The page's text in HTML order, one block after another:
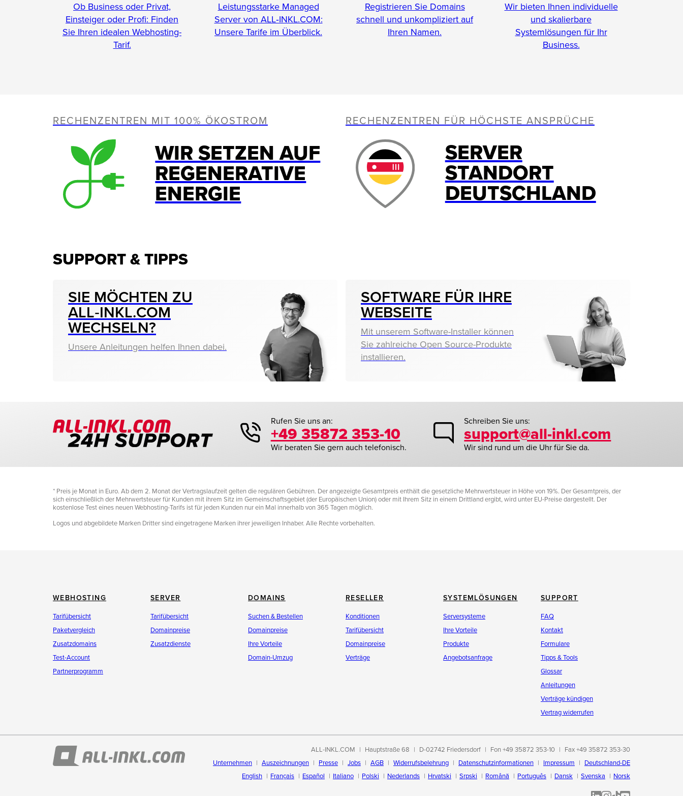
Ob Business oder Privat,
Einsteiger oder Profi: Finden
Sie Ihren idealen Webhosting-
Tarif.
Leistungsstarke Managed
Server von ALL‑INKL.COM:
Unsere Tarife im Überblick.
Registrieren Sie Domains
schnell und unkompliziert auf
Ihren Namen.
Wir bieten Ihnen individuelle
und skalierbare
Systemlösungen für Ihr
Business.
RECHENZENTREN MIT 100% ÖKOSTROM
WIR SETZEN AUF
REGENERATIVE
ENERGIE
RECHENZENTREN FÜR HÖCHSTE ANSPRÜCHE
SERVER
STANDORT
DEUTSCHLAND
SUPPORT & TIPPS
SIE MÖCHTEN ZU
ALL‑INKL.COM
WECHSELN?
Unsere Anleitungen helfen Ihnen dabei.
SOFTWARE FÜR IHRE
WEBSEITE
Mit unserem Software-Installer können
Sie zahlreiche Open Source-Produkte
installieren.
Rufen Sie uns an:
+49 35872 353-10
Wir beraten Sie gern auch telefonisch.
Schreiben Sie uns:
support@all-inkl.com
Wir sind rund um die Uhr für Sie da.
* Preis je Monat in Euro. Ab dem 2. Monat der Vertragslaufzeit gelten die regulären Gebühren. Der angezeigte Gesamtpreis enthält die gesetzliche Mehrwertsteuer in Höhe von 19%. Der Gesamtpreis, der
sich einschließlich der Mehrwertsteuer für Kunden mit ihrem Sitz im Gemeinschaftsgebiet (der Europäischen Union) oder mit Ihrem Sitz in einem Drittland ergibt, wird unter EU-Preise dargestellt. Der
kostenlose Test eines neuen Webhosting-Tarifs ist für jeden Kunden nur ein Mal innerhalb von 365 Tagen möglich.
Logos und abgebildete Marken Dritter sind eingetragene Marken ihrer jeweiligen Inhaber. Alle Rechte vorbehalten.
WEBHOSTING
Tarifübersicht
Paketvergleich
Zusatzdomains
Test-Account
Partnerprogramm
SERVER
Tarifübersicht
Domainpreise
Zusatzdienste
DOMAINS
Suchen & Bestellen
Domainpreise
Ihre Vorteile
Domain-Umzug
RESELLER
Konditionen
Tarifübersicht
Domainpreise
Verträge
SYSTEMLÖSUNGEN
Serversysteme
Ihre Vorteile
Produkte
Angebotsanfrage
SUPPORT
FAQ
Kontakt
Formulare
Tipps & Tools
Glossar
Anleitungen
Verträge kündigen
Vertrag widerrufen
ALL-INKL.COM Hauptstraße 68 D-02742 Friedersdorf Fon +49 35872 353-10
Fax +49 35872 353-30
Unternehmen
Auszeichnungen Presse Jobs AGB Widerrufsbelehrung Datenschutzinformationen Impressum
Deutschland-DE
English
Français Español Italiano Polski Nederlands Hrvatski Srpski Română Português Dansk Svenska Norsk